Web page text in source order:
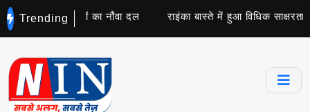
Trending
यात्रियों का नौंवा दल राइंका बास्ते में हुआ विधिक साक्षरता